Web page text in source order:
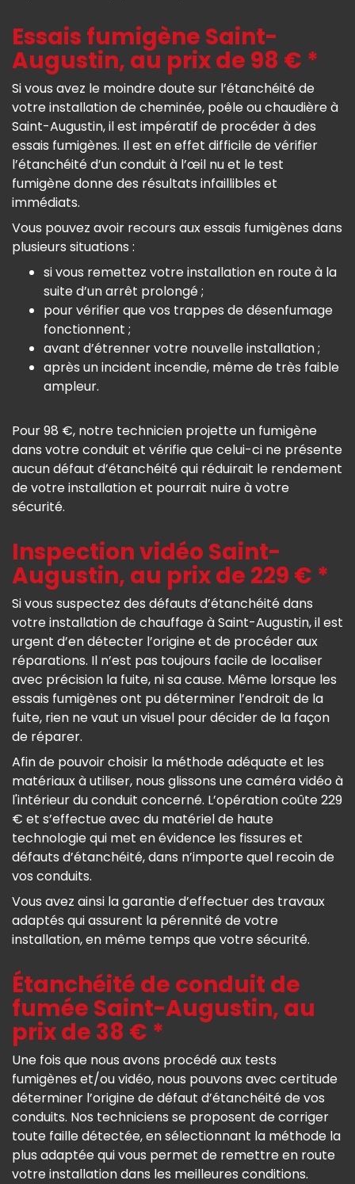
Essais fumigène Saint-
Augustin, au prix de 98 € *
Si vous avez le moindre doute sur l’étanchéité de
votre installation de cheminée, poêle ou chaudière à
Saint-Augustin, il est impératif de procéder à des
essais fumigènes. Il est en effet difficile de vérifier
l’étanchéité d’un conduit à l’œil nu et le test
fumigène donne des résultats infaillibles et
immédiats.
Vous pouvez avoir recours aux essais fumigènes dans
plusieurs situations :
si vous remettez votre installation en route à la
suite d’un arrêt prolongé ;
pour vérifier que vos trappes de désenfumage
fonctionnent ;
avant d’étrenner votre nouvelle installation ;
après un incident incendie, même de très faible
ampleur.
Pour 98 €, notre technicien projette un fumigène
dans votre conduit et vérifie que celui-ci ne présente
aucun défaut d’étanchéité qui réduirait le rendement
de votre installation et pourrait nuire à votre
sécurité.
Inspection vidéo Saint-
Augustin, au prix de 229 € *
Si vous suspectez des défauts d’étanchéité dans
votre installation de chauffage à Saint-Augustin, il est
urgent d’en détecter l’origine et de procéder aux
réparations. Il n’est pas toujours facile de localiser
avec précision la fuite, ni sa cause. Même lorsque les
essais fumigènes ont pu déterminer l’endroit de la
fuite, rien ne vaut un visuel pour décider de la façon
de réparer.
Afin de pouvoir choisir la méthode adéquate et les
matériaux à utiliser, nous glissons une caméra vidéo à
l'intérieur du conduit concerné. L’opération coûte 229
€ et s’effectue avec du matériel de haute
technologie qui met en évidence les fissures et
défauts d’étanchéité, dans n’importe quel recoin de
vos conduits.
Vous avez ainsi la garantie d’effectuer des travaux
adaptés qui assurent la pérennité de votre
installation, en même temps que votre sécurité.
Étanchéité de conduit de
fumée Saint-Augustin, au
prix de 38 € *
Une fois que nous avons procédé aux tests
fumigènes et/ou vidéo, nous pouvons avec certitude
déterminer l’origine de défaut d’étanchéité de vos
conduits. Nos techniciens se proposent de corriger
toute faille détectée, en sélectionnant la méthode la
plus adaptée qui vous permet de remettre en route
votre installation dans les meilleures conditions.